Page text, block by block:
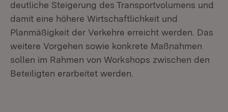
deutliche Steigerung des Transportvolumens und
damit eine höhere Wirtschaftlichkeit und
Planmäßigkeit der Verkehre erreicht werden. Das
weitere Vorgehen sowie konkrete Maßnahmen
sollen im Rahmen von Workshops zwischen den
Beteiligten erarbeitet werden.